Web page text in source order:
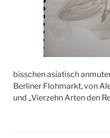
bisschen asiatisch
Berliner Flohmarkt, von
und „Vierzehn Arten den